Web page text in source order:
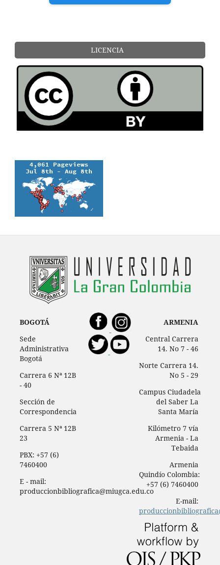
LICENCIA
BOGOTÁ
Sede
Administrativa
Bogotá
Carrera 6 Nª 12B
- 40
Sección de
Correspondencia
Carrera 5 Nª 12B
23
PBX: +57 (6)
7460400
E - mail:
produccionbibliografica@miugca.edu.co
ARMENIA
Central Carrera
14. No 7 - 46
Norte Carrera 14.
No 5 - 29
Campus Ciudadela
del Saber La
Santa María
Kilómetro 7 vía
Armenia - La
Tebaida
Armenia
Quindío Colombia:
+57 (6) 7460400
E-mail: